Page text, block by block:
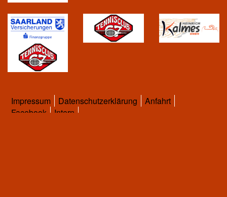
Impressum Datenschutzerklärung
Anfahrt
Facebook
Intern